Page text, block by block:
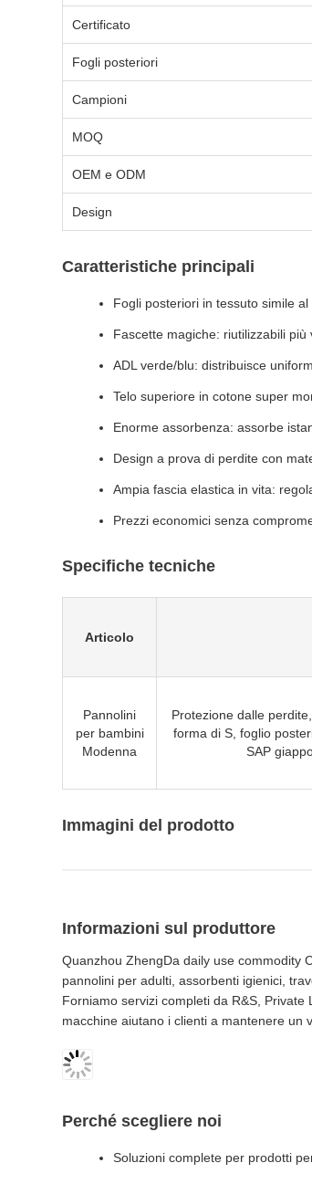
Certificato
Fogli posteriori
Campioni
MOQ
OEM e ODM
Design
Caratteristiche principali
Fogli posteriori in tessuto simile
Fascette magiche: riutilizzabili
ADL verde/blu: distribuisce
Telo superiore in cotone super
Enorme assorbenza: assorbe
Design a prova di perdite con
Ampia fascia elastica in vita:
Prezzi economici senza
Specifiche tecniche
Articolo
Pannolini
per bambini
Modenna
Protezione dalle
forma di S, foglio
SAP
Immagini del prodotto